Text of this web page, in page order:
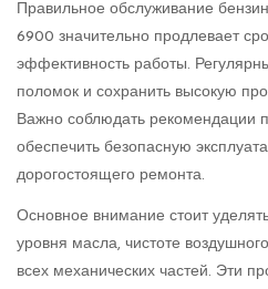
Правильное обслуживание
6900 значительно продлевает
эффективность работы.
поломок и сохранить высокую
Важно соблюдать рекомендации
обеспечить безопасную
дорогостоящего ремонта.
Основное внимание стоит
уровня масла, чистоте
всех механических частей. Эти